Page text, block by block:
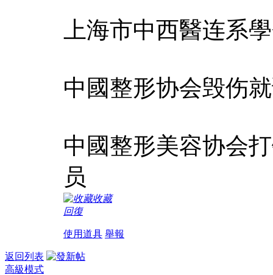
上海市中西醫连系
中國整形协会毁伤
中國整形美容协会
员
收藏
回復
使用道具 舉報
返回列表
高級模式